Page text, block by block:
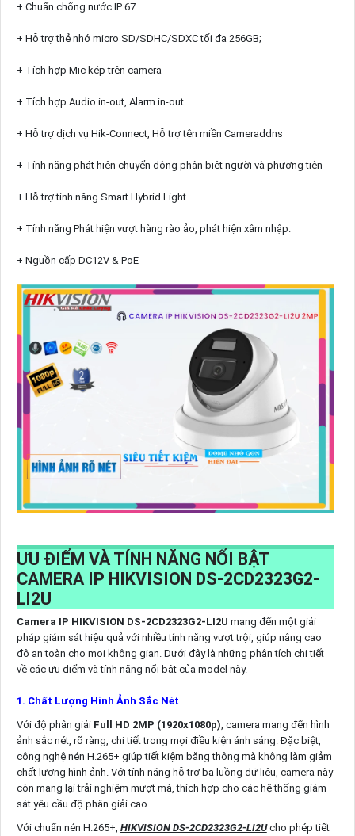
+ Chuẩn chống nước IP 67
+ Hỗ trợ thẻ nhớ micro SD/SDHC/SDXC tối đa 256GB;
+ Tích hợp Mic kép trên camera
+ Tích hợp Audio in-out, Alarm in-out
+ Hỗ trợ dịch vụ Hik-Connect, Hỗ trợ tên miền Cameraddns
+ Tính năng phát hiện chuyển động phân biệt người và phương tiện
+ Hỗ trợ tính năng Smart Hybrid Light
+ Tính năng Phát hiện vượt hàng rào ảo, phát hiện xâm nhập.
+ Nguồn cấp DC12V & PoE
ƯU ĐIỂM VÀ TÍNH NĂNG NỔI BẬT
CAMERA IP HIKVISION DS-2CD2323G2-
LI2U
Camera IP HIKVISION DS-2CD2323G2-LI2U mang đến một giải
pháp giám sát hiệu quả với nhiều tính năng vượt trội, giúp nâng cao
độ an toàn cho mọi không gian. Dưới đây là những phân tích chi tiết
về các ưu điểm và tính năng nổi bật của model này.
1. Chất Lượng Hình Ảnh Sắc Nét
Với độ phân giải Full HD 2MP (1920x1080p) , camera mang đến hình
ảnh sắc nét, rõ ràng, chi tiết trong mọi điều kiện ánh sáng. Đặc biệt,
công nghệ nén H.265+ giúp tiết kiệm băng thông mà không làm giảm
chất lượng hình ảnh. Với tính năng hỗ trợ ba luồng dữ liệu, camera này
còn mang lại trải nghiệm mượt mà, thích hợp cho các hệ thống giám
sát yêu cầu độ phân giải cao.
Với chuẩn nén H.265+, HIKVISION DS-2CD2323G2-LI2Ucho phép tiết